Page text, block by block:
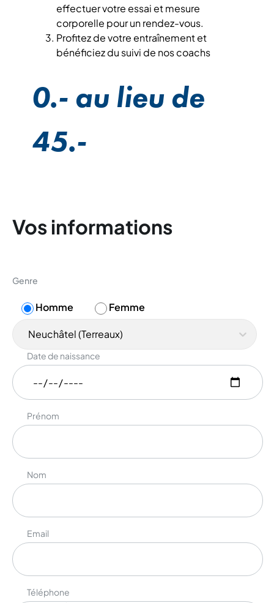
effectuer votre essai et mesure
corporelle pour un rendez-vous.
Profitez de votre entraînement et
bénéficiez du suivi de nos coachs
0.- au lieu de
45.-
Vos informations
Genre
Homme Femme
Neuchâtel (Terreaux)
Date de naissance
Prénom
Nom
Email
Téléphone